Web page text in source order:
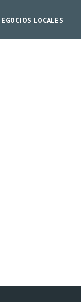
LOCALES